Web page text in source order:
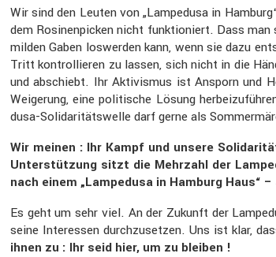
Wir sind den Leuten von „Lampe­dusa in
dem Rosinen­pi­cken nicht funktio­niert. Dass
milden Gaben loswerden kann, wenn sie dazu
Tritt kontrol­lieren zu lassen, sich nicht in die
und abschiebt. Ihr Aktivismus ist Ansporn und
Weige­rung, eine politi­sche Lösung
dusa-Solida­ri­täts­welle darf gerne als
Wir meinen : Ihr Kampf und unsere
Unter­stüt­zung sitzt die Mehrzahl der
nach einem „Lampe­dusa in Hamburg
Es geht um sehr viel. An der Zukunft der
seine Inter­essen durch­zu­setzen. Uns ist klar,
ihnen zu : Ihr seid hier, um zu bleiben !